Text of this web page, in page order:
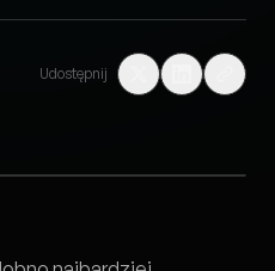
Udostępnij